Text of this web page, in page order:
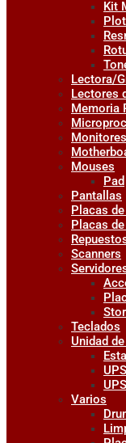
Kit
Lectora/
Lectores
Memoria
Monitores
Mouses
Pad
Pantallas
Placas
Placas
Scanners
Teclados
Unidad
UPS
Varios